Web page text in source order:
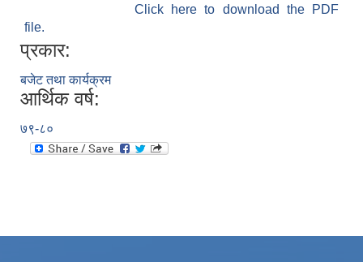
Click here to download the PDF
file.
प्रकार:
बजेट तथा कार्यक्रम
आर्थिक वर्ष:
७९-८०